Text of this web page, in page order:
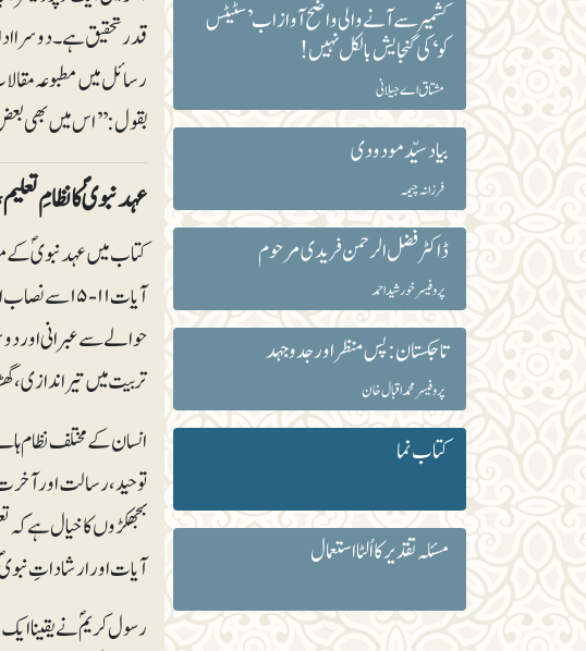
کشمیر سے آنے والی واضح آواز اب ’سٹیٹس
کو‘ کی گنجایش بالکل نہیں!
مشتاق اے جیلانی
بیاد سیّد مودودی
فرزانہ چیمہ
ڈاکٹر فضل الرحمن فریدی مرحوم
پروفیسر خورشید احمد
تاجکستان: پس منظر اور جدوجہد
پروفیسر محمداقبال خان
کتاب نما
مسئلہ تقدیر کا اُلٹا استعمال
قدر تحقیق ہے۔ دوسرا
رسائل میں مطبوعہ
بقول: ’’اس میں بھی بعض رسائل
عہد نبویؐ کا نظامِ تعلیم،
کتاب میں عہدنبویؐ کے
آیات ۱۱-۱۵
حوالے سے عبرانی اور
تربیت میں تیراندازی،
انسان کے مختلف نظام
توحید، رسالت اور
بجھکڑوں کا خیال ہے کہ
آیات اور ارشاداتِ نبویؐ
رسول کریمؐ نے یقینا